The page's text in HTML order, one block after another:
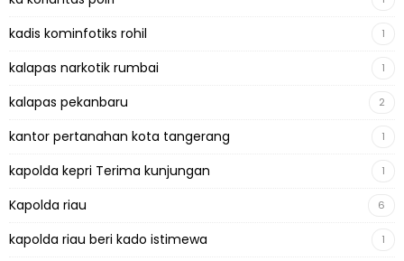
kadis kominfotiks rohil 1
kalapas narkotik rumbai 1
kalapas pekanbaru 2
kantor pertanahan kota tangerang 1
kapolda kepri Terima kunjungan 1
Kapolda riau 6
kapolda riau beri kado istimewa 1